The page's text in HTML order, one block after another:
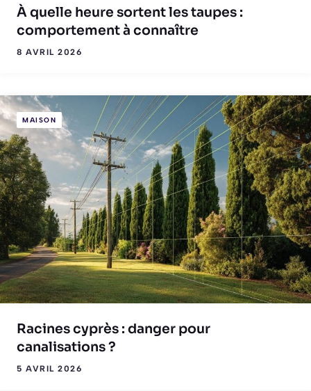
À quelle heure sortent les taupes :
comportement à connaître
8 AVRIL 2026
MAISON
Racines cyprès : danger pour
canalisations ?
5 AVRIL 2026